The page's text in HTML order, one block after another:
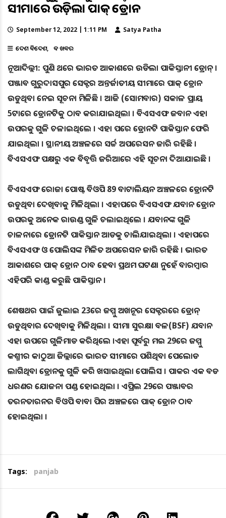
ସୀମାରେ ଉଡ଼ିଲା ପାକ୍ ଡ୍ରୋନ
September 12, 2022 | 1:11 PM Satya Patha
ଦେଶ ବିଦେଶ ବଡ ଖବର
ନୂଆଦିଲ୍ଲୀ: ପୁଣି ଥରେ ଭାରତ ଆକାଶରେ ଉଡିଲା ପାକିସ୍ତାନୀ ଡ୍ରୋନ୍‌ ।
ପଞ୍ଜାବ ଗୁରୁଦାସପୁର ସେକ୍ଟର ଅନ୍ତର୍ଜାତୀୟ ସୀମାରେ ପାକ୍ ଡ୍ରୋନ
ଉଡୁଥିବା ନେଇ ସୂଚନା ମିଳିଛି । ଆଜି (ସୋମବାର) ସକାଳ ପ୍ରାୟ
5ଟାରେ ଡ୍ରୋନଟିକୁ ଠାବ କରାଯାଇଥିଲା । ବିଏସଏଫ ଜବାନ ଏହା
ଉପରକୁ ଗୁଳି ଚଳାଇଥିଲେ । ଏହା ପରେ ଡ୍ରୋନଟି ପାକିସ୍ତାନ ଫେରି
ଯାଇଥିଲା । ସ୍ଥାନୀୟ ଅଞ୍ଚଳରେ ସର୍ଚ୍ଚ ଅପରେସନ ଜାରି ରହିଛି ।
ବିଏସଏଫ ପକ୍ଷରୁ ଏକ ବିବୃତ୍ତି ଜରିଆରେ ଏହି ସୂଚନା ଦିଆଯାଇଛି ।
ବିଏସଏଫ ରୋଜା ପୋଷ୍ଟ ବିଓପି 89 ବାଟାଲିୟନ ଅଞ୍ଚଳରେ ଡ୍ରୋନଟି
ଉଡୁଥିବା ଦେଖିବାକୁ ମିଳିଥିଲା । ଏହାପରେ ବିଏସଏଫ ଯବାନ ଡ୍ରୋନ
ଉପରକୁ ଅନେକ ରାଉଣ୍ଡ ଗୁଳି ଚଲାଇଥିଲେ । ଯବାନଙ୍କ ଗୁଳି
ଚାଳନାରେ ଡ୍ରୋନଟି ପାକିସ୍ତାନ ଆଡକୁ ଚାଲିଯାଇଥିଲା । ଏହାପରେ
ବିଏସଏଫ ଓ ପୋଲିସଙ୍କ ମିଳିତ ଅପରେସନ ଜାରି ରହିଛି । ଭାରତ
ଆକାଶରେ ପାକ୍ ଡ୍ରୋନ ଠାବ ହେବା ପ୍ରଥମ ଘଟଣା ନୁହେଁ ବାରମ୍ବାର
ଏହିପରି କାଣ୍ଡ କରୁଛି ପାକିସ୍ତାନ ।
ଶେଷଥର ପାଇଁ ଜୁଲାଇ 23ରେ ଜମ୍ମୁ ଅଖନୂର ସେକ୍ଟରରେ ଡ୍ରୋନ୍‌
ଉଡୁଥିବାର ଦେଖିବାକୁ ମିଳିଥିଲା । ସୀମା ସୁରକ୍ଷା ବଳ(BSF) ଯବାନ
ଏହା ଉପରେ ଗୁଳିମାଡ କରିଥିଲେ ।ଏହା ପୂର୍ବରୁ ମଇ 29ରେ ଜମ୍ମୁ
କଶ୍ମୀର କାଠୁଆ ଜିଲ୍ଲାରେ ଭାରତ ସୀମାରେ ପଶିଥିବା ପେଲୋଡ
ଲାଗିଥିବା ଡ୍ରୋନକୁ ଗୁଳି କରି ଖସାଇଥିଲା ପୋଲିସ । ପାକର ଏକ ବଡ
ଧରଣର ଯୋଜନା ପଣ୍ଡ ହୋଇଥିଲା । ଏପ୍ରିଲ 29ରେ ପଞ୍ଜାବର
ତରନତାରନର ବିଓପି ବାବା ପିର ଅଞ୍ଚଳରେ ପାକ୍ ଡ୍ରୋନ ଠାବ
ହୋଇଥିଲା ।
Tags: panjab